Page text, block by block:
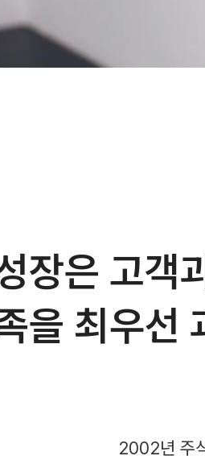
장은 고객
을 최우선
2002년 주